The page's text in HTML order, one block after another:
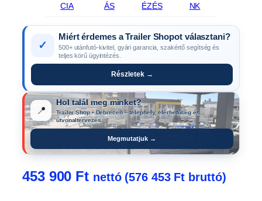
CIA
ÁS
ÉZÉS
NK
✓
Miért érdemes a Trailer Shopot választani?
500+ utánfutó-kivitel, gyári garancia, szakértő segítség és
teljes körű ügyintézés.
Részletek →
📍
Hol talál meg minket?
Trailer Shop • Debrecen – telephely, elérhetőség és
útvonaltervezés.
Megmutatjuk →
453 900 Ft nettó (576 453 Ft bruttó)